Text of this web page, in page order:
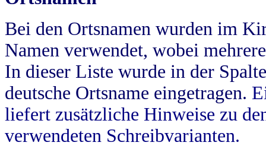
Bei den Ortsnamen wurden im
Namen verwendet, wobei
In dieser Liste wurde in der
deutsche Ortsname eingetragen.
liefert zusätzliche Hinweise zu
verwendeten Schreibvarianten.